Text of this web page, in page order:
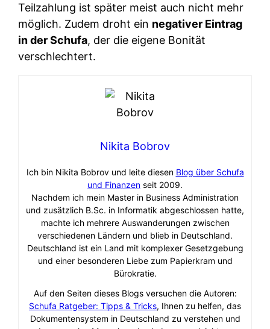
Teilzahlung ist später meist auch nicht mehr
möglich. Zudem droht ein negativer Eintrag
in der Schufa, der die eigene Bonität
verschlechtert.
Nikita Bobrov
Ich bin Nikita Bobrov und leite diesen Blog über Schufa
und Finanzen seit 2009.
Nachdem ich mein Master in Business Administration
und zusätzlich B.Sc. in Informatik abgeschlossen hatte,
machte ich mehrere Auswanderungen zwischen
verschiedenen Ländern und blieb in Deutschland.
Deutschland ist ein Land mit komplexer Gesetzgebung
und einer besonderen Liebe zum Papierkram und
Bürokratie.
Auf den Seiten dieses Blogs versuchen die Autoren:
Schufa Ratgeber: Tipps & Tricks, Ihnen zu helfen, das
Dokumentensystem in Deutschland zu verstehen und